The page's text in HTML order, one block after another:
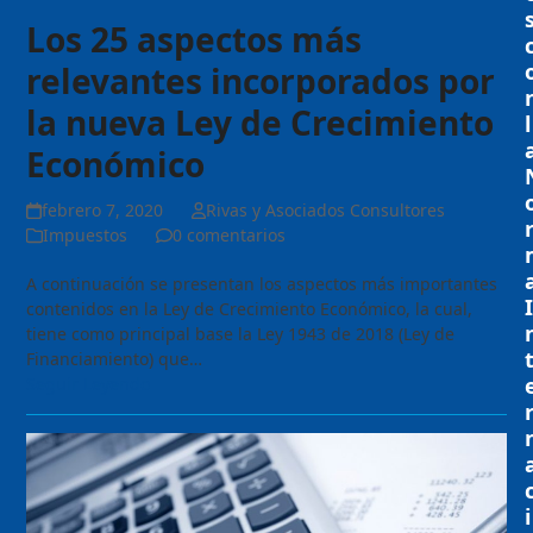
Los 25 aspectos más
relevantes incorporados por
la nueva Ley de Crecimiento
Económico
febrero 7, 2020
Rivas y Asociados Consultores
Impuestos
0 comentarios
A continuación se presentan los aspectos más importantes
contenidos en la Ley de Crecimiento Económico, la cual,
tiene como principal base la Ley 1943 de 2018 (Ley de
Financiamiento) que…
l
r
I
t
r
i